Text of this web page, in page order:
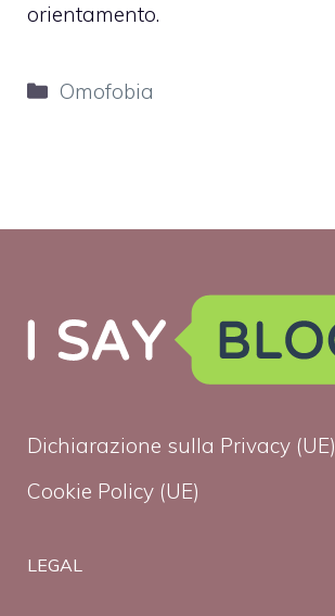
orientamento.
Categorie
Omofobia
Dichiarazione sulla Privacy (UE)
Cookie Policy (UE)
LEGAL